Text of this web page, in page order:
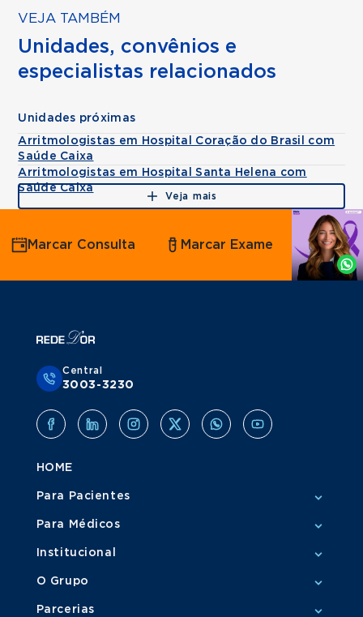
VEJA TAMBÉM
Unidades, convênios e
especialistas relacionados
Unidades próximas
Arritmologistas em Hospital Coração do Brasil com
Saúde Caixa
Arritmologistas em Hospital Santa Helena com
Saúde Caixa
Veja mais
Agende
por
Whatsapp
Marcar Consulta Marcar Exame
Central
3003-3230
HOME
Para Pacientes
Para Médicos
Institucional
O Grupo
Parcerias